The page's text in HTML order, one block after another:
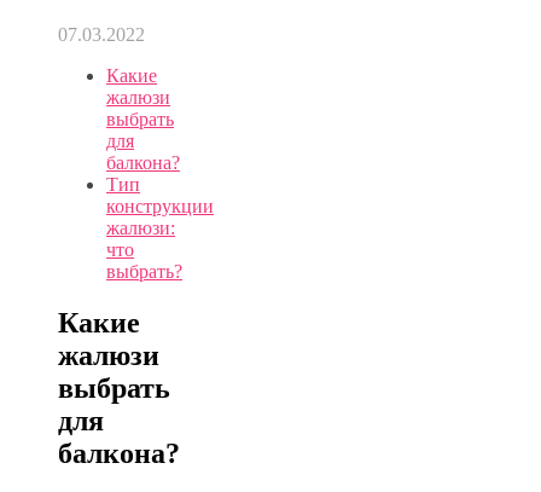
07.03.2022
Какие
жалюзи
выбрать
для
балкона?
Тип
конструкции
жалюзи:
что
выбрать?
Какие
жалюзи
выбрать
для
балкона?